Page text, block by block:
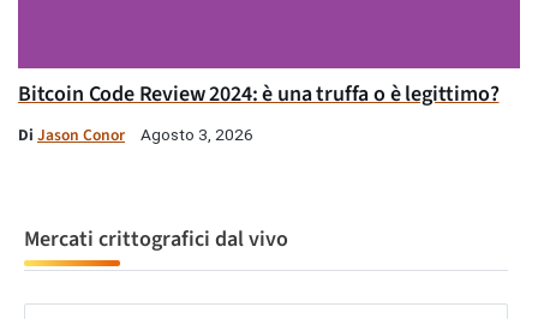
Bitcoin Code Review 2024: è una truffa o è legittimo?
Di Jason Conor Agosto 3, 2026
Mercati crittografici dal vivo